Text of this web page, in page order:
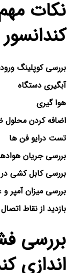
نکات
کندانسور
بررسی کوپلینگ
آبگیری دستگاه
هوا گیری
اضافه کردن
تست درایو فن ها
بررسی جریان
بررسی کابل کشی در
بررسی میزان آمپر و
بازدید از نقاط
بررسی
اندازی